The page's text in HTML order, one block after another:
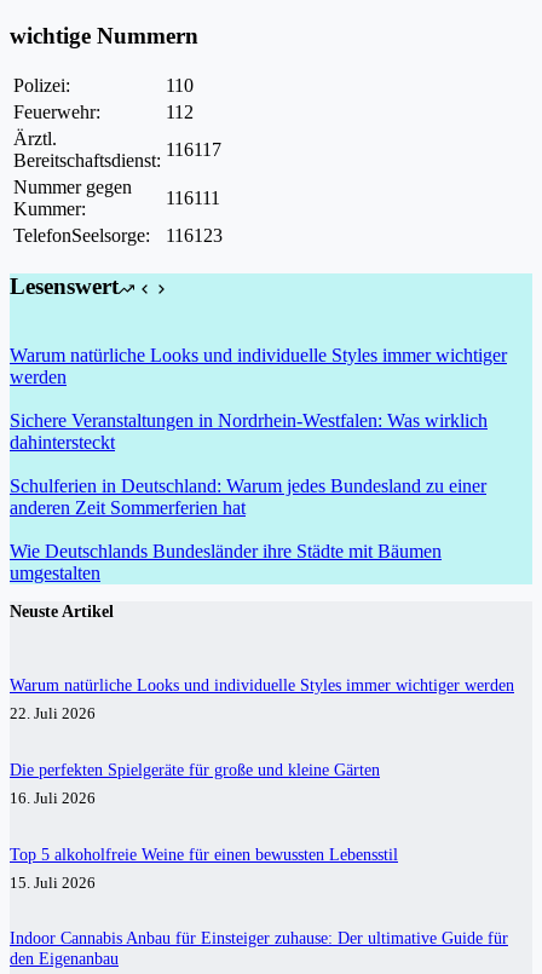
wichtige Nummern
Polizei:
110
Feuerwehr:
112
Ärztl.
Bereitschaftsdienst:
116117
Nummer gegen
Kummer:
116111
TelefonSeelsorge:
116123
Lesenswert
Warum natürliche Looks und individuelle Styles immer wichtiger
werden
Sichere Veranstaltungen in Nordrhein-Westfalen: Was wirklich
dahintersteckt
Schulferien in Deutschland: Warum jedes Bundesland zu einer
anderen Zeit Sommerferien hat
Wie Deutschlands Bundesländer ihre Städte mit Bäumen
umgestalten
Neuste Artikel
Warum natürliche Looks und individuelle Styles immer wichtiger werden
22. Juli 2026
Die perfekten Spielgeräte für große und kleine Gärten
16. Juli 2026
Top 5 alkoholfreie Weine für einen bewussten Lebensstil
15. Juli 2026
Indoor Cannabis Anbau für Einsteiger zuhause: Der ultimative Guide für
den Eigenanbau